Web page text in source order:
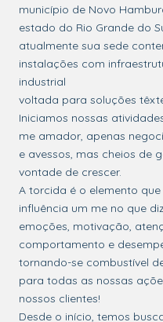
município de Novo
estado do Rio Grande do
atualmente sua sede
instalações com
industrial
voltada para soluções
Iniciamos nossas
me amador, apenas
e avessos, mas cheios de
vontade de crescer.
A torcida é o elemento que
influência um me no que
emoções, motivação,
comportamento e
tornando-se combustível
para todas as nossas
nossos clientes!
Desde o início, temos